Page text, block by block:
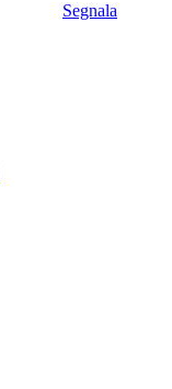
Segnala